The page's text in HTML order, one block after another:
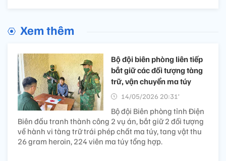
Xem thêm
Bộ đội biên phòng liên tiếp
bắt giữ các đối tượng tàng
trữ, vận chuyển ma túy
14/05/2026 20:31’
Bộ đội Biên phòng tỉnh Điện
Biên đấu tranh thành công 2 vụ án, bắt giữ 2 đối tượng
về hành vi tàng trữ trái phép chất ma túy, tang vật thu
26 gram heroin, 224 viên ma túy tổng hợp.